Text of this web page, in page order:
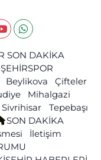
SON DAKİKA
Beylikova
Çifteler
Mihalgazi
Sivrihisar
Tepebaşı
SON DAKİKA
İletişim